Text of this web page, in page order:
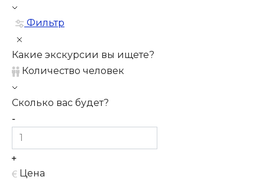
Фильтр
Какие экскурсии вы ищете?
Количество человек
Сколько вас будет?
Цена